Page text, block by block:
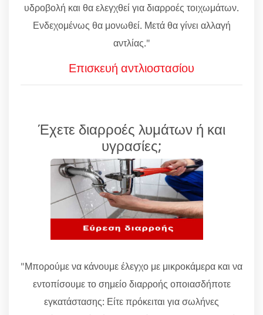
υδροβολή και θα ελεγχθεί για διαρροές τοιχωμάτων.
Ενδεχομένως θα μονωθεί. Μετά θα γίνει αλλαγή
αντλίας."
Επισκευή αντλιοστασίου
Έχετε διαρροές λυμάτων ή και
υγρασίες;
"Μπορούμε να κάνουμε έλεγχο με μικροκάμερα και να
εντοπίσουμε το σημείο διαρροής οποιασδήποτε
εγκατάστασης: Είτε πρόκειται για σωλήνες